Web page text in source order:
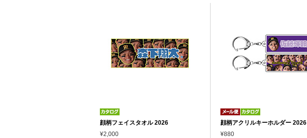
顔柄フェイスタオル 2026
¥2,000
顔柄アクリルキーホルダー 2026
¥880